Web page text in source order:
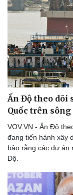
Du lịch
Săn Tour
check-in
Ấn Độ theo dõi
Quốc trên
VOV.VN - Ấn Độ
đang tiến hành xây
bảo rằng các dự án
Độ.